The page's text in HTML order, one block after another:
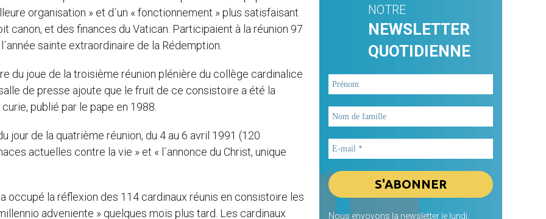
organisation » et d´un « fonctionnement » plus satisfaisant
canon, et des finances du Vatican. Participaient à la réunion 97
sainte extraordinaire de la Rédemption.
du joue de la troisième réunion plénière du collège cardinalice
de presse ajoute que le fruit de ce consistoire a été la
publié par le pape en 1988.
jour de la quatrième réunion, du 4 au 6 avril 1991 (120
actuelles contre la vie » et « l´annonce du Christ, unique
occupé la réflexion des 114 cardinaux réunis en consistoire les
adveniente » quelques mois plus tard. Les cardinaux
NOTRE
NEWSLETTER
QUOTIDIENNE
Nous envoyons la newsletter le lundi,